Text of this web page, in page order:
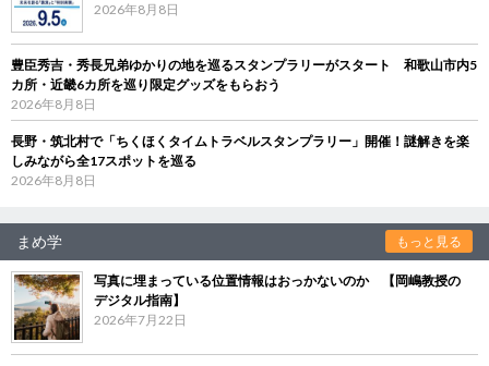
2026年8月8日
豊臣秀吉・秀長兄弟ゆかりの地を巡るスタンプラリーがスタート 和歌山市内5
カ所・近畿6カ所を巡り限定グッズをもらおう
2026年8月8日
長野・筑北村で「ちくほくタイムトラベルスタンプラリー」開催！謎解きを楽
しみながら全17スポットを巡る
2026年8月8日
まめ学 もっと見る
写真に埋まっている位置情報はおっかないのか 【岡嶋教授の
デジタル指南】
2026年7月22日